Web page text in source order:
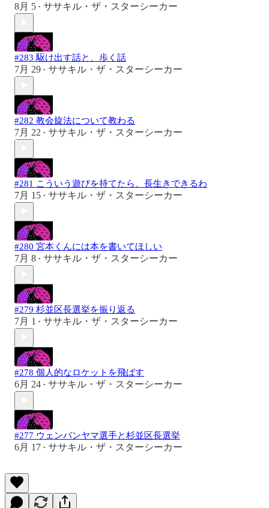
8月 5 • ササキル・ザ・スターシーカー
#283 駆け出す話と、歩く話
7月 29 • ササキル・ザ・スターシーカー
#282 教会旋法について教わる
7月 22 • ササキル・ザ・スターシーカー
#281 こういう遊びを持てたら、長生きできるわ
7月 15 • ササキル・ザ・スターシーカー
#280 宮本くんには本を書いてほしい
7月 8 • ササキル・ザ・スターシーカー
#279 杉並区長選挙を振り返る
7月 1 • ササキル・ザ・スターシーカー
#278 個人的なロケットを飛ばす
6月 24 • ササキル・ザ・スターシーカー
#277 ウェンバンヤマ選手と杉並区長選挙
6月 17 • ササキル・ザ・スターシーカー